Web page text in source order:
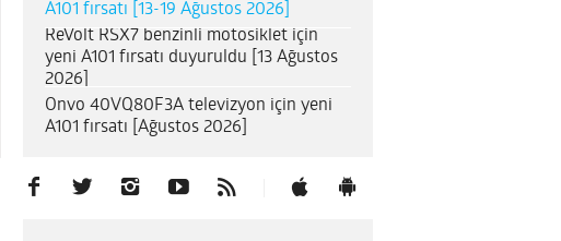
A101 fırsatı [13-19 Ağustos 2026]
ReVolt RSX7 benzinli motosiklet için
yeni A101 fırsatı duyuruldu [13 Ağustos
2026]
Onvo 40VQ80F3A televizyon için yeni
A101 fırsatı [Ağustos 2026]